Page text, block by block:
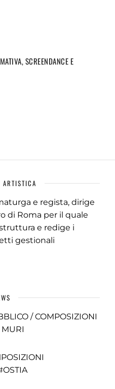
SCREENDANCE E
ARTISTICA
e regista, dirige
di Roma per il quale
e redige i
gestionali
/ COMPOSIZIONI